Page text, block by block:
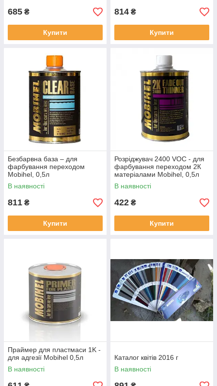
685 ₴
Купити
814 ₴
Купити
Безбарвна база – для
фарбування переходом
Mobihel, 0,5л
В наявності
811 ₴
Купити
Розріджувач 2400 VOC - для
фарбування переходом 2К
матеріалами Mobihel, 0,5л
В наявності
422 ₴
Купити
Праймер для пластмаси 1K -
для адгезії Mobihel 0,5л
В наявності
Каталог квітів 2016 г
В наявності